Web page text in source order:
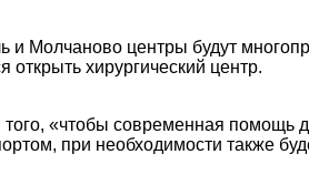
и Молчаново центры будут
хирургический центр.
«чтобы современная помощь
при необходимости также